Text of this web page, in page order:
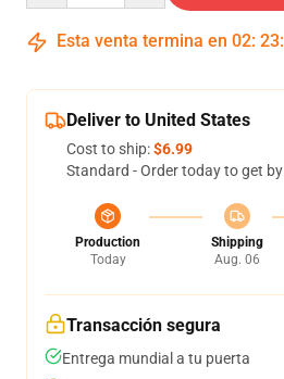
Esta venta termina en 02: 23:
Deliver to United States
Cost to ship:$6.99
Standard - Order today to get by
Production
Today
Shipping
Aug. 06
Transacción segura
Entrega mundial a tu puerta